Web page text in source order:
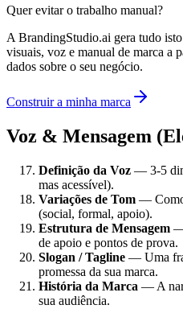
Quer evitar o trabalho manual?
A BrandingStudio.ai gera tudo
visuais, voz e manual de marca a
dados sobre o seu negócio.
Construir a minha marca
Voz & Mensagem
Definição da Voz — 3-5
mas acessível).
Variações de Tom — Como
(social, formal, apoio).
Estrutura de Mensagem —
de apoio e pontos de prova.
Slogan / Tagline — Uma
promessa da sua marca.
História da Marca — A
sua audiência.